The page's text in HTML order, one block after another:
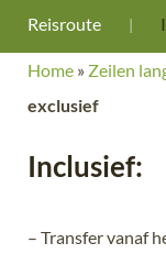
Reisroute
Home » Zeilen
exclusief
Inclusief:
– Transfer vanaf